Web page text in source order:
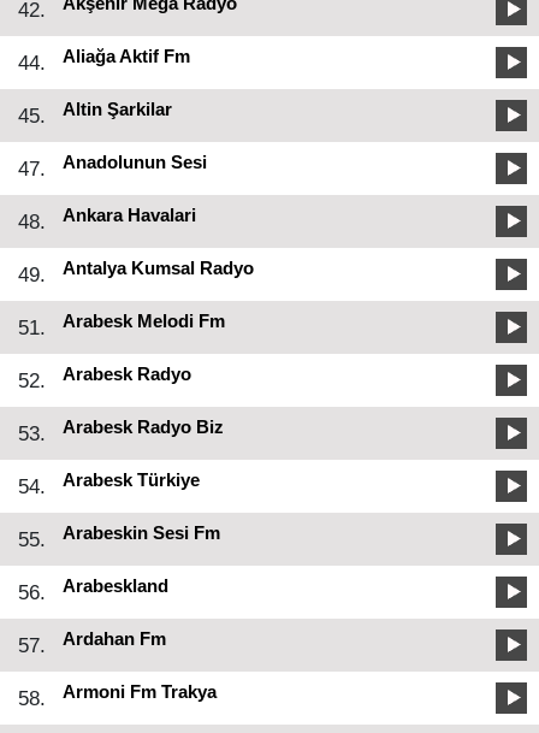
42.
44. Aliağa Aktif Fm
45. Altin Şarkilar
47. Anadolunun Sesi
48. Ankara Havalari
49. Antalya Kumsal Radyo
51. Arabesk Melodi Fm
52. Arabesk Radyo
53. Arabesk Radyo Biz
54. Arabesk Türkiye
55. Arabeskin Sesi Fm
56. Arabeskland
57. Ardahan Fm
58. Armoni Fm Trakya